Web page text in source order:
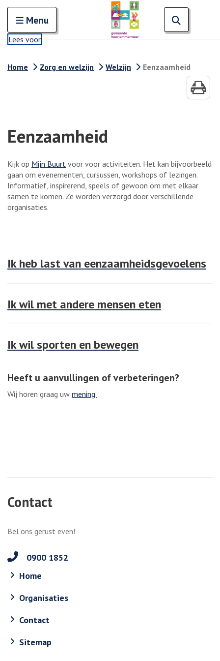
Open en sluit het
Menu
Lees voor
Home Zorg en welzijn Welzijn Eenzaamheid
Eenzaamheid
Kijk op Mijn Buurt voor voor activiteiten. Het kan bijvoorbeeld
gaan om evenementen, cursussen, workshops of lezingen.
Informatief, inspirerend, speels of gewoon om met elkaar
samen te komen. Ze worden verzorgd door verschillende
organisaties.
Ik heb last van eenzaamheidsgevoelens
Ik wil met andere mensen eten
Ik wil sporten en bewegen
Heeft u aanvullingen of verbeteringen?
Wij horen graag uw mening.
Contact
Bel ons gerust even!
0900 1852
Home
Organisaties
Contact
Sitemap